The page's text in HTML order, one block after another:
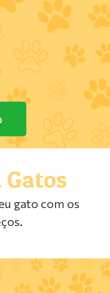
Gatos
gato com os